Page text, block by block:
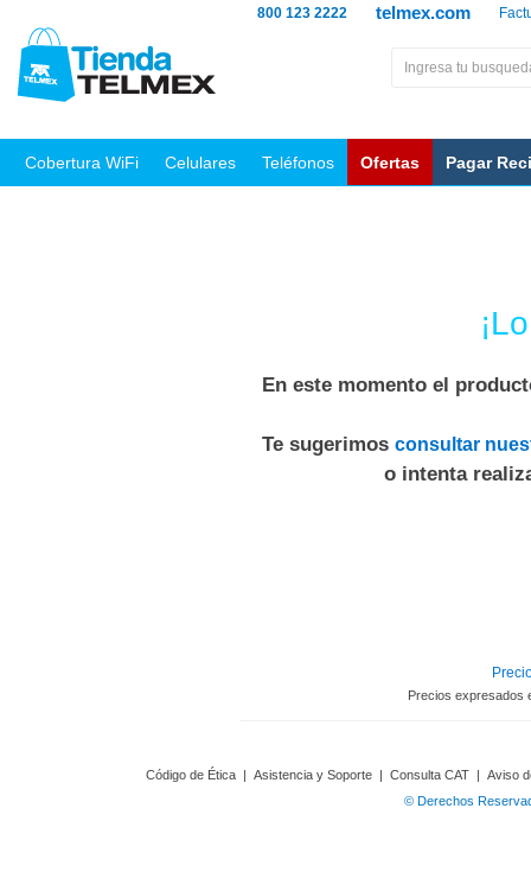
telmex.com
800 123 2222
Cobertura WiFi Celulares Teléfonos Ofertas Pagar
En este momento el
Te sugerimos consultar
o intenta
Precios expresados
Código de Ética | Asistencia y Soporte | Consulta CAT | Aviso
© Derechos